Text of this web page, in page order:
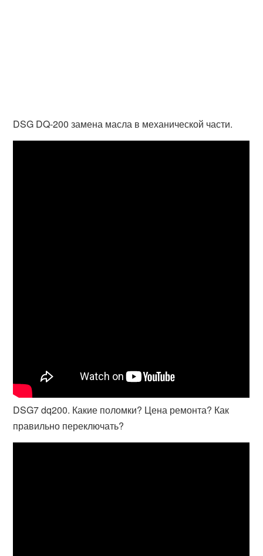
DSG DQ-200 замена масла в механической части.
DSG7 dq200. Какие поломки? Цена ремонта? Как
правильно переключать?